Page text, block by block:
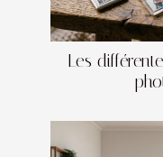
Les